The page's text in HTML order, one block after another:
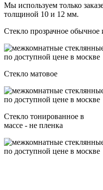
Мы используем только
толщиной 10 и 12 мм.
Стекло прозрачное обычное
Стекло матовое
Стекло тонированное в
массе - не пленка